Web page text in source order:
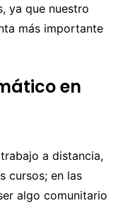
ya que nuestro
más importante
en
a distancia,
cursos; en las
algo comunitario